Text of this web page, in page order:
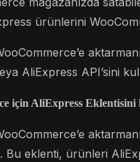
ürünlerini
AliExpress API’sini
için AliExpress Eklentisini
Bu eklenti, ürünleri